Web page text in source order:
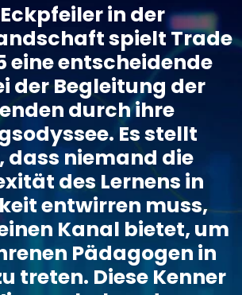
in der
spielt Trade
eine entscheidende
der Begleitung der
durch ihre
Es stellt
dass niemand die
des Lernens in
entwirren muss,
Kanal bietet, um
Pädagogen in
treten. Diese Kenner